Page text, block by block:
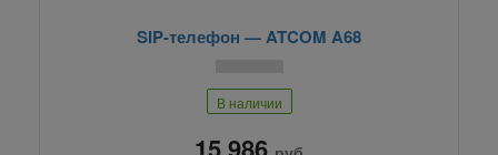
SIP-телефон — ATCOM A68
В наличии